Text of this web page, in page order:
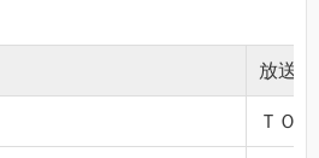
放送局
ＴＯ